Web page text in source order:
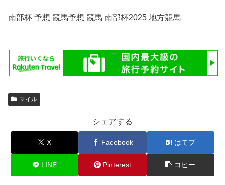
南部杯 予想 競馬予想 競馬 南部杯2025 地方競馬
マイル
シェアする
X Facebook はてブ
LINE Pinterest コピー